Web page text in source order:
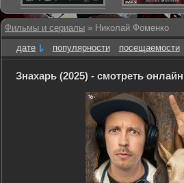
Фильмы и сериалы » Николай Фоменко
дате
популярности посещаемости
Знахарь (2025) - смотреть онлайн